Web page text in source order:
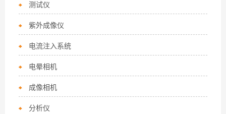
测试仪
紫外成像仪
电流注入系统
电晕相机
成像相机
分析仪